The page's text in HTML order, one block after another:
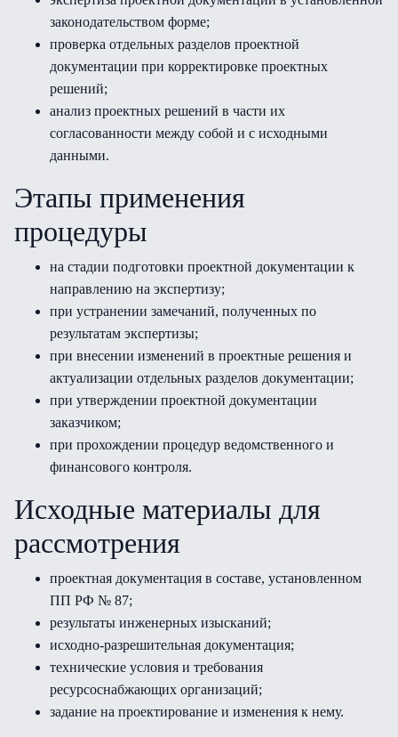
законодательством форме;
проверка отдельных разделов проектной
документации при корректировке проектных
решений;
анализ проектных решений в части их
согласованности между собой и с исходными
данными.
Этапы применения
процедуры
на стадии подготовки проектной документации к
направлению на экспертизу;
при устранении замечаний, полученных по
результатам экспертизы;
при внесении изменений в проектные решения и
актуализации отдельных разделов документации;
при утверждении проектной документации
заказчиком;
при прохождении процедур ведомственного и
финансового контроля.
Исходные материалы для
рассмотрения
проектная документация в составе, установленном
ПП РФ № 87;
результаты инженерных изысканий;
исходно-разрешительная документация;
технические условия и требования
ресурсоснабжающих организаций;
задание на проектирование и изменения к нему.